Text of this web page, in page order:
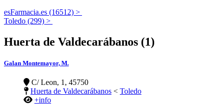
esFarmacia.es (16512) >
Toledo (299) >
Huerta de Valdecarábanos (1)
Galan Montemayor, M.
C/ Leon, 1, 45750
Huerta de Valdecarábanos < Toledo
+info